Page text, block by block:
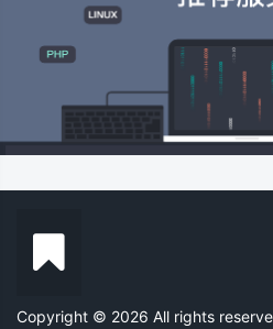
Copyright © 2026 All rights